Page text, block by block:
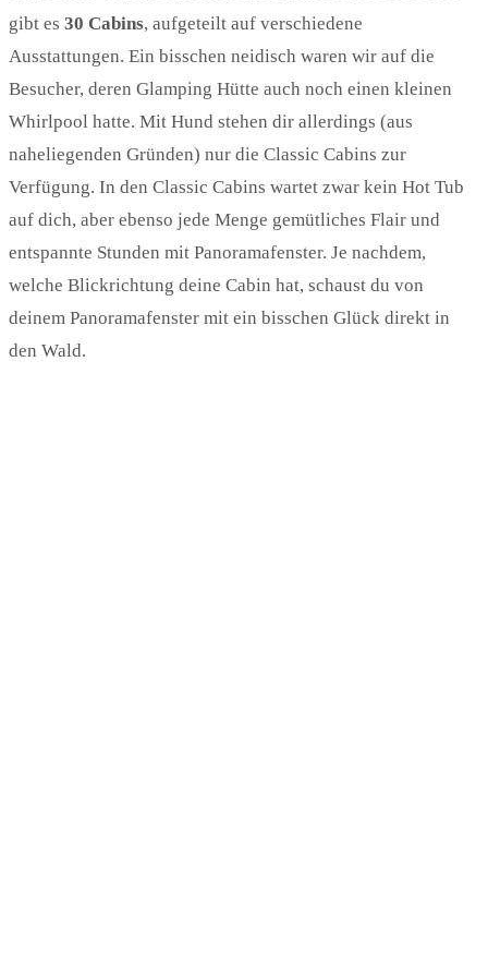
gibt es 30 Cabins, aufgeteilt auf verschiedene
Ausstattungen. Ein bisschen neidisch waren wir auf die
Besucher, deren Glamping Hütte auch noch einen kleinen
Whirlpool hatte. Mit Hund stehen dir allerdings (aus
naheliegenden Gründen) nur die Classic Cabins zur
Verfügung. In den Classic Cabins wartet zwar kein Hot Tub
auf dich, aber ebenso jede Menge gemütliches Flair und
entspannte Stunden mit Panoramafenster. Je nachdem,
welche Blickrichtung deine Cabin hat, schaust du von
deinem Panoramafenster mit ein bisschen Glück direkt in
den Wald.